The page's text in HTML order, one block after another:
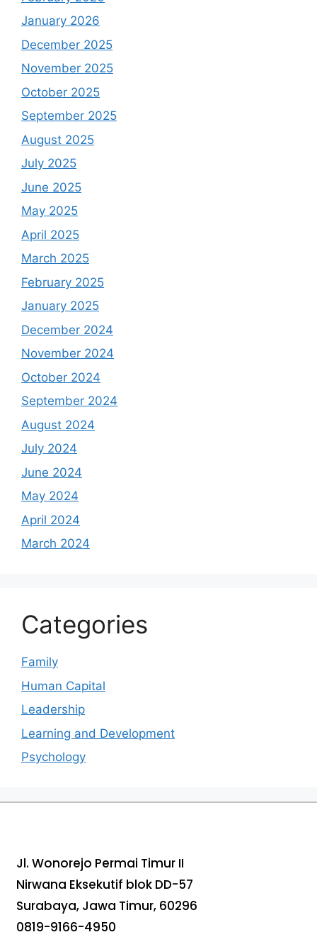
January 2026
December 2025
November 2025
October 2025
September 2025
August 2025
July 2025
June 2025
May 2025
April 2025
March 2025
February 2025
January 2025
December 2024
November 2024
October 2024
September 2024
August 2024
July 2024
June 2024
May 2024
April 2024
March 2024
Categories
Family
Human Capital
Leadership
Learning and Development
Psychology
Jl. Wonorejo Permai Timur II
Nirwana Eksekutif blok DD-57
Surabaya, Jawa Timur, 60296
0819-9166-4950